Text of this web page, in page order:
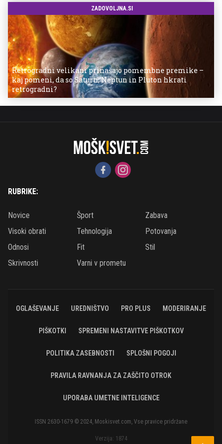
ZADOVOLJNA.SI
Retrogradni velikani prinašajo pomembne premike –
kaj pomeni, da so Saturn, Neptun in Pluton hkrati
retrogradni?
RUBRIKE:
Novice Šport
Zabava
Visoki obrati
Tehnologija
Potovanja
Odnosi
Fit
Stil
Skrivnosti
Varni v prometu
OGLAŠEVANJE UREDNIŠTVO PRO PLUS MODERIRANJE
PIŠKOTKI SPREMENI NASTAVITVE PIŠKOTKOV
POLITIKA ZASEBNOSTI SPLOŠNI POGOJI
PRAVILA RAVNANJA ZA ZAŠČITO OTROK
UPORABA UMETNE INTELIGENCE
ISSN 2630-1679 © 2024, Moskisvet.com, Vse pravice pridržane
Verzija: 1874